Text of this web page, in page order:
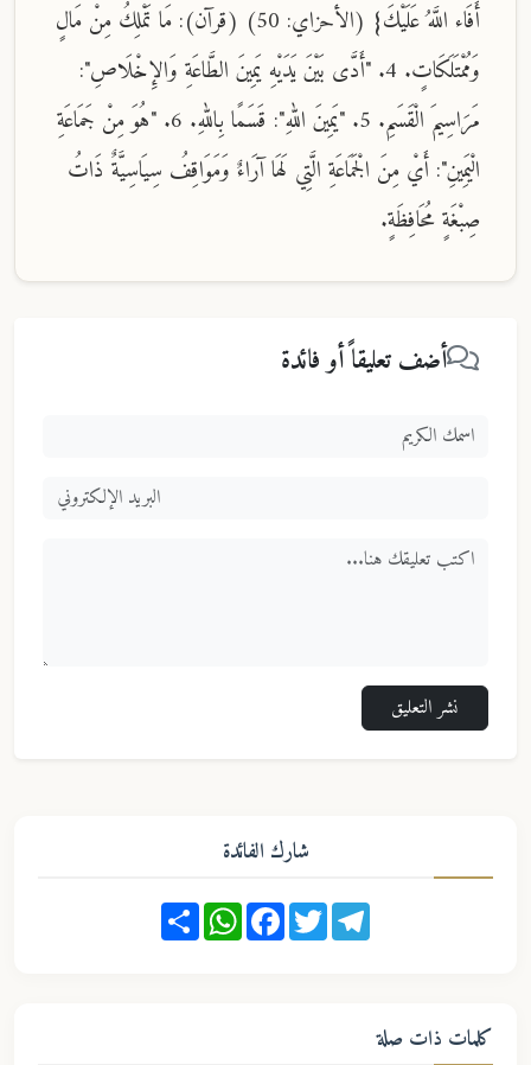
أَفَاء اللَّهُ عَلَيْكَ} (الأحزاي: 50) (قرآن): مَا تَمْلِكُ مِنْ مَالٍ
وَمُمْتَلَكَاتٍ. 4. "أَدَّى بَيْنَ يَدَيْهِ يَمِينَ الطَّاعَةِ وَالإِخْلَاصِ":
مَرَاسِيمَ الْقَسَمِ. 5. "يَمِينَ اللهِ": قَسَمًا بِاللهِ. 6. "هُوَ مِنْ جَمَاعَةِ
الْيَمِينِ": أَيْ مِنَ الْجَمَاعَةِ الَّتِي لَهَا آرَاءٌ وَمَوَاقِفُ سِيَاسِيَّةٌ ذَاتُ
صِبْغَةٍ مُحَافِظَةٍ.
أضف تعليقاً أو فائدة
نشر التعليق
شارك الفائدة
Share
WhatsAppFacebookTwitterTelegram
كلمات ذات صلة